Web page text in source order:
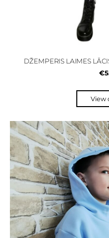
DŽEMPERIS LAIMES
View